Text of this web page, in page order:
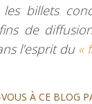
les billets
de
l’esprit du «
À CE BLOG